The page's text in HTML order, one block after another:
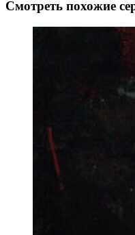
Смотреть похожие